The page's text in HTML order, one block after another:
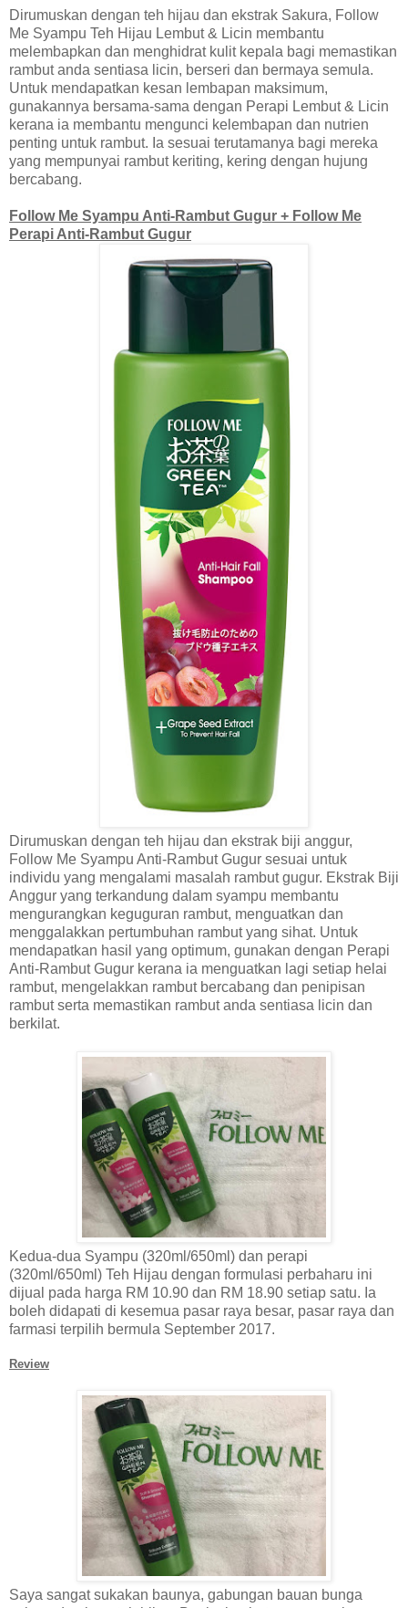
Dirumuskan dengan teh hijau dan ekstrak Sakura, Follow
Me Syampu Teh Hijau Lembut & Licin membantu
melembapkan dan menghidrat kulit kepala bagi memastikan
rambut anda sentiasa licin, berseri dan bermaya semula.
Untuk mendapatkan kesan lembapan maksimum,
gunakannya bersama-sama dengan Perapi Lembut & Licin
kerana ia membantu mengunci kelembapan dan nutrien
penting untuk rambut. Ia sesuai terutamanya bagi mereka
yang mempunyai rambut keriting, kering dengan hujung
bercabang.
Follow Me Syampu Anti-Rambut Gugur + Follow Me
Perapi Anti-Rambut Gugur
Dirumuskan dengan teh hijau dan ekstrak biji anggur,
Follow Me Syampu Anti-Rambut Gugur sesuai untuk
individu yang mengalami masalah rambut gugur. Ekstrak Biji
Anggur yang terkandung dalam syampu membantu
mengurangkan keguguran rambut, menguatkan dan
menggalakkan pertumbuhan rambut yang sihat. Untuk
mendapatkan hasil yang optimum, gunakan dengan Perapi
Anti-Rambut Gugur kerana ia menguatkan lagi setiap helai
rambut, mengelakkan rambut bercabang dan penipisan
rambut serta memastikan rambut anda sentiasa licin dan
berkilat.
Kedua-dua Syampu (320ml/650ml) dan perapi
(320ml/650ml) Teh Hijau dengan formulasi perbaharu ini
dijual pada harga RM 10.90 dan RM 18.90 setiap satu. Ia
boleh didapati di kesemua pasar raya besar, pasar raya dan
farmasi terpilih bermula September 2017.
Review
Saya sangat sukakan baunya, gabungan bauan bunga